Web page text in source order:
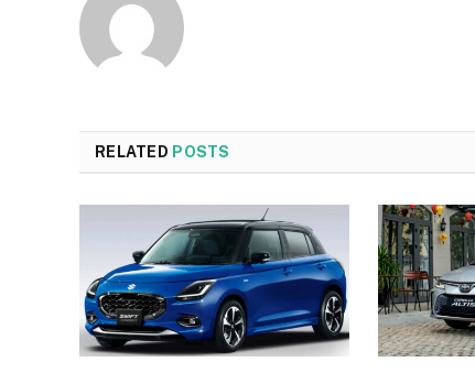
RELATED POSTS